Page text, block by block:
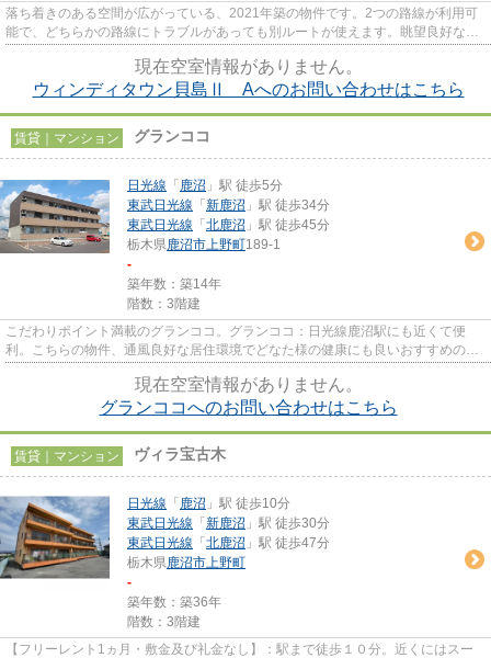
落ち着きのある空間が広がっている、2021年築の物件です。2つの路線が利用可
能で、どちらかの路線にトラブルがあっても別ルートが使えます。眺望良好なア
現在空室情報がありません。
ウィンディタウン貝島Ⅱ Aへのお問い合わせはこちら
賃貸｜マンション グランココ
日光線 「 鹿沼 」駅 徒歩5分
東武日光線 「 新鹿沼 」駅 徒歩34分
東武日光線 「 北鹿沼 」駅 徒歩45分
栃木県鹿沼市上野町189-1
-
築年数：築14年
階数：3階建
こだわりポイント満載のグランココ。グランココ：日光線鹿沼駅にも近くて便
利。こちらの物件、通風良好な居住環境でどなた様の健康にも良いおすすめのマ
現在空室情報がありません。
グランココへのお問い合わせはこちら
賃貸｜マンション ヴィラ宝古木
日光線 「 鹿沼 」駅 徒歩10分
東武日光線 「 新鹿沼 」駅 徒歩30分
東武日光線 「 北鹿沼 」駅 徒歩47分
栃木県鹿沼市上野町
-
築年数：築36年
階数：3階建
【フリーレント1ヵ月・敷金及び礼金なし】：駅まで徒歩１０分。近くにはスー